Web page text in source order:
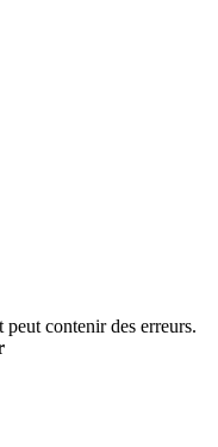
contenir des erreurs.